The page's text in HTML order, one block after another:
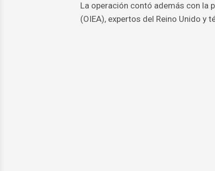
La operación contó además con la
(OIEA), expertos del Reino Unido y